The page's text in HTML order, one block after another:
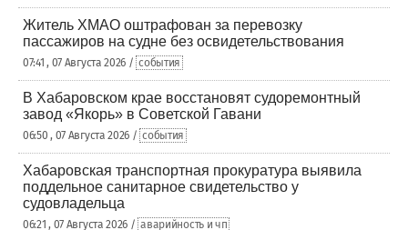
Житель ХМАО оштрафован за перевозку
пассажиров на судне без освидетельствования
07:41 , 07 Августа 2026 / события
В Хабаровском крае восстановят судоремонтный
завод «Якорь» в Советской Гавани
06:50 , 07 Августа 2026 / события
Хабаровская транспортная прокуратура выявила
поддельное санитарное свидетельство у
судовладельца
06:21 , 07 Августа 2026 / аварийность и чп